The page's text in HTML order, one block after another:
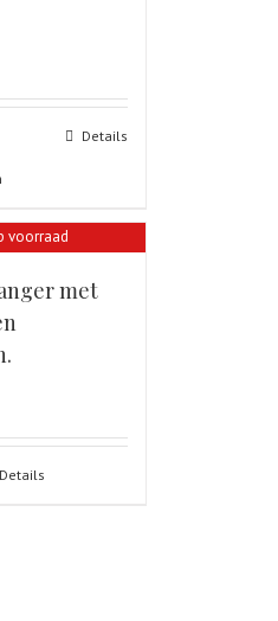
Details
voorraad
met
Details